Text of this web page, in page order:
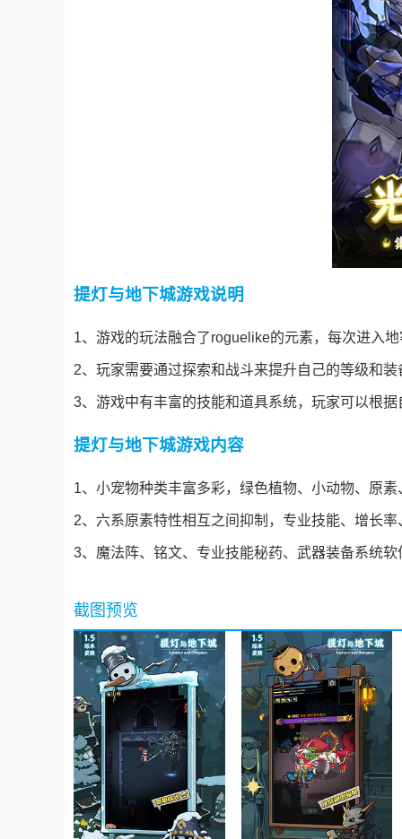
提灯与地下城游戏说明
1、游戏的玩法融合了roguelike的元素，每次进入
2、玩家需要通过探索和战斗来提升自己的等级和
3、游戏中有丰富的技能和道具系统，玩家可以根
提灯与地下城游戏内容
1、小宠物种类丰富多彩，绿色植物、小动物、原
2、六系原素特性相互之间抑制，专业技能、增长
3、魔法阵、铭文、专业技能秘药、武器装备系统
截图预览